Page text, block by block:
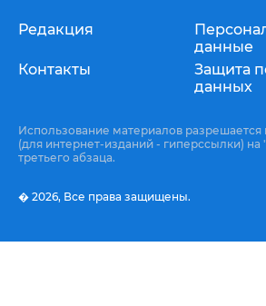
Редакция
Контакты
данные
Защита
данных
Использование материалов разрешается
(для интернет-изданий - гиперссылки) на "
третьего абзаца.
� 2026, Все права защищены.